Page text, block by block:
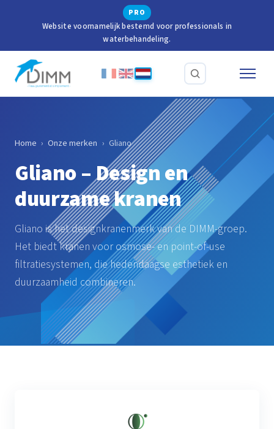
PRO
Website voornamelijk bestemd voor professionals in
waterbehandeling.
Home › Onze merken › Gliano
Gliano – Design en
duurzame kranen
Gliano is het designkranenmerk van de DIMM-groep.
Het biedt kranen voor osmose- en point-of-use
filtratiesystemen, die hedendaagse esthetiek en
duurzaamheid combineren.